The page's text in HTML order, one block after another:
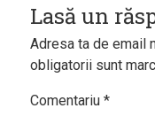
Lasă un
Adresa ta de email
obligatorii sunt
Comentariu *